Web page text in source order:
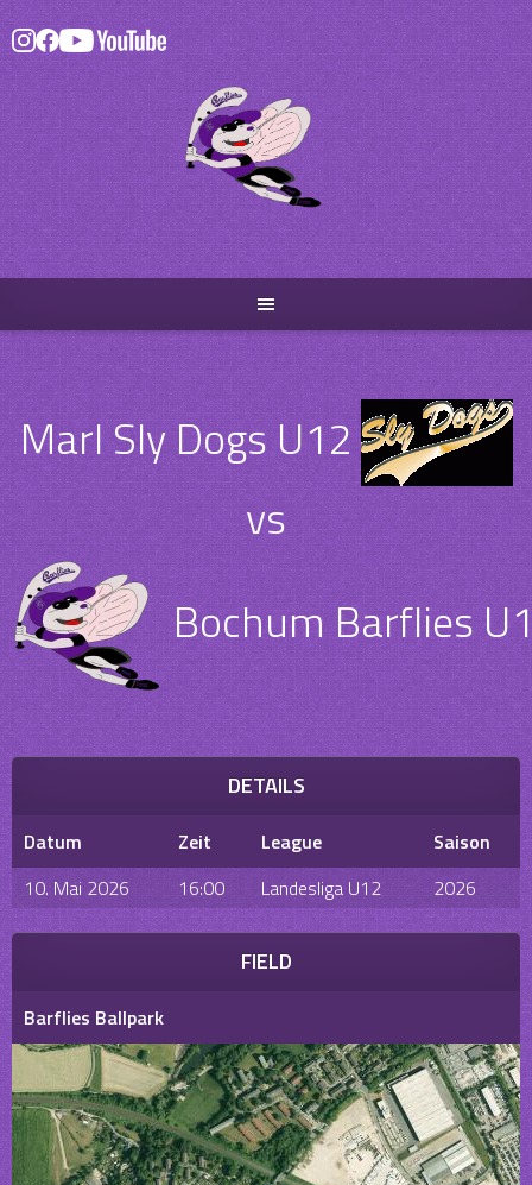
Skip
to
content
Marl Sly Dogs U12
vs
Bochum Barflies
DETAILS
Datum Zeit League
Saison
10. Mai 2026
16:00 Landesliga U12 2026
FIELD
Barflies Ballpark